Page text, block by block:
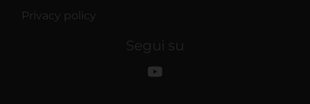
Privacy policy
Segui su